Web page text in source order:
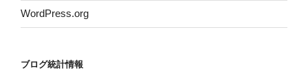
WordPress.org
ブログ統計情報